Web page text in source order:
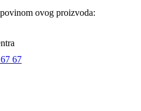
ovog proizvoda:
67